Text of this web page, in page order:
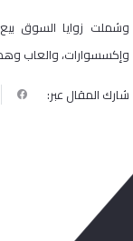
وشملت زوايا السوق بيع
وإكسسوارات، والعاب
شارك المقال عبر: